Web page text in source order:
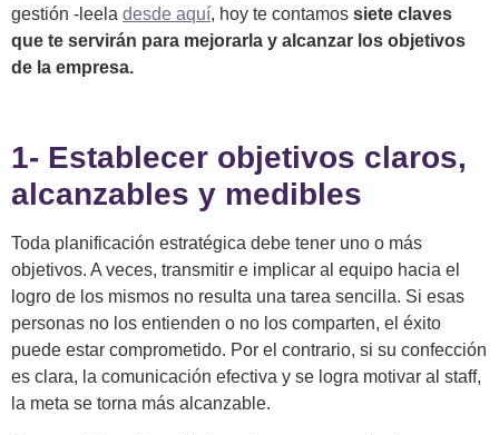
gestión -leela desde aquí, hoy te contamos siete claves
que te servirán para mejorarla y alcanzar los objetivos
de la empresa.
1- Establecer objetivos claros,
alcanzables y medibles
Toda planificación estratégica debe tener uno o más
objetivos. A veces, transmitir e implicar al equipo hacia el
logro de los mismos no resulta una tarea sencilla. Si esas
personas no los entienden o no los comparten, el éxito
puede estar comprometido. Por el contrario, si su confección
es clara, la comunicación efectiva y se logra motivar al staff,
la meta se torna más alcanzable.